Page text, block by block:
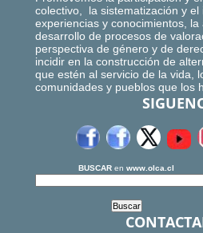
colectivo, la sistematización y el
experiencias y conocimientos, la
desarrollo de procesos de
perspectiva de género y de
incidir en la construcción de
que estén al servicio de la vida,
comunidades y pueblos que los
BUSCAR en www.olca.cl